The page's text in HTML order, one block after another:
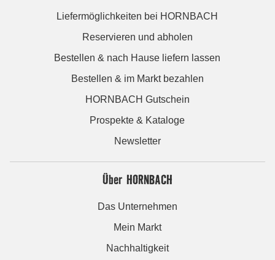
Liefermöglichkeiten bei HORNBACH
Reservieren und abholen
Bestellen & nach Hause liefern lassen
Bestellen & im Markt bezahlen
HORNBACH Gutschein
Prospekte & Kataloge
Newsletter
Über HORNBACH
Das Unternehmen
Mein Markt
Nachhaltigkeit